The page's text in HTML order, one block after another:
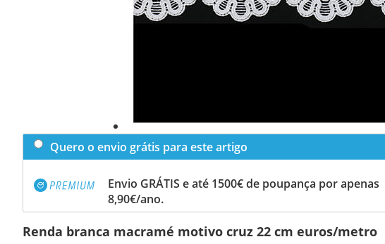
Quero o envio grátis para este artigo
Envio GRÁTIS e até 1500€ de poupança por apenas
8,90€/ano.
Renda branca macramé motivo cruz 22 cm euros/metro